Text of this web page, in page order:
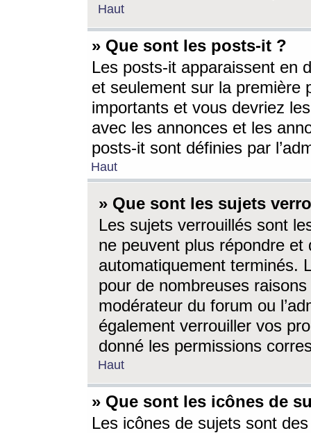
Haut
» Que sont les posts-it ?
Les posts-it apparaissent en
et seulement sur la première
importants et vous devriez
avec les annonces et les
posts-it sont définies par
Haut
» Que sont les sujets
Les sujets verrouillés sont
ne peuvent plus répondre
automatiquement terminés.
pour de nombreuses
modérateur du forum ou
également verrouiller vos
donné les permissions
Haut
» Que sont les icônes de
Les icônes de sujets sont